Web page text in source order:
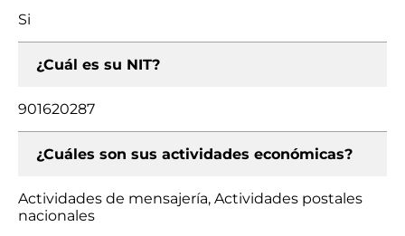
Si
¿Cuál es su NIT?
901620287
¿Cuáles son sus actividades económicas?
Actividades de mensajería, Actividades postales
nacionales